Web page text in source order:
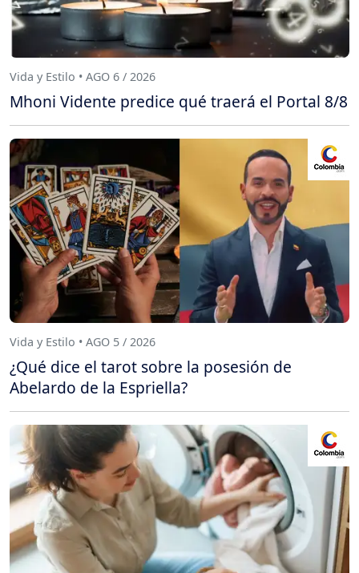
Vida y Estilo • AGO 6 / 2026
Mhoni Vidente predice qué traerá el Portal 8/8
Vida y Estilo • AGO 5 / 2026
¿Qué dice el tarot sobre la posesión de
Abelardo de la Espriella?